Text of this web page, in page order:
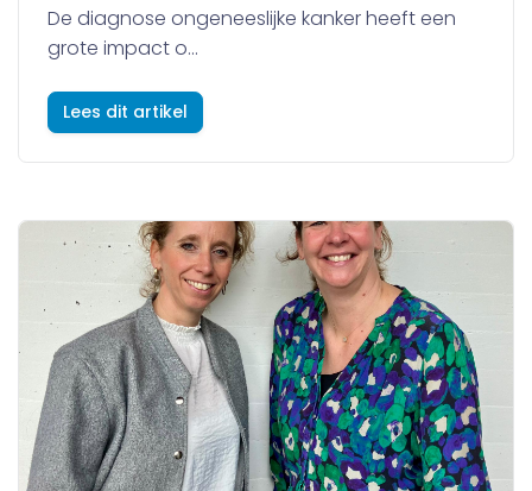
De diagnose ongeneeslijke kanker heeft een
grote impact o...
Lees dit artikel